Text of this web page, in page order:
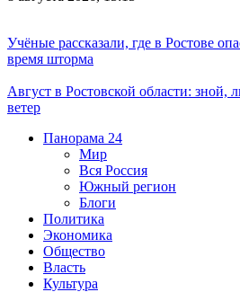
Учёные рассказали, где в Ростове
время шторма
Август в Ростовской области: зной,
ветер
Панорама 24
Мир
Вся Россия
Южный регион
Блоги
Политика
Экономика
Общество
Власть
Культура